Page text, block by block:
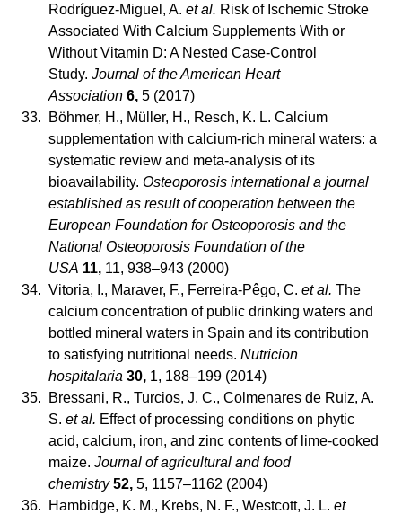
Rodríguez-Miguel, A. et al. Risk of Ischemic Stroke
Associated With Calcium Supplements With or
Without Vitamin D: A Nested Case-Control
Study.Journal of the American Heart
Association 6,5 (2017)
33.
Böhmer, H., Müller, H., Resch, K. L. Calcium
supplementation with calcium-rich mineral waters: a
systematic review and meta-analysis of its
bioavailability.Osteoporosis international a journal
established as result of cooperation between the
European Foundation for Osteoporosis and the
National Osteoporosis Foundation of the
USA 11, 11, 938–943 (2000)
34. Vitoria, I., Maraver, F., Ferreira-Pêgo, C. et al. The
calcium concentration of public drinking waters and
bottled mineral waters in Spain and its contribution
to satisfying nutritional needs.Nutricion
hospitalaria 30, 1, 188–199 (2014)
35.
Bressani, R., Turcios, J. C., Colmenares de Ruiz, A.
S. et al. Effect of processing conditions on phytic
acid, calcium, iron, and zinc contents of lime-cooked
maize.Journal of agricultural and food
chemistry 52,5, 1157–1162 (2004)
36.
Hambidge, K. M., Krebs, N. F., Westcott, J. L. et